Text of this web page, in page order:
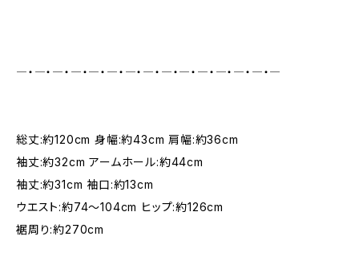
―・―・―・―・―・―・―・―・―・―・―・―・―・―・―
総丈:約120cm 身幅:約43cm 肩幅:約36cm
袖丈:約32cm アームホール:約44cm
袖丈:約31cm 袖口:約13cm
ウエスト:約74～104cm ヒップ:約126cm
裾周り:約270cm